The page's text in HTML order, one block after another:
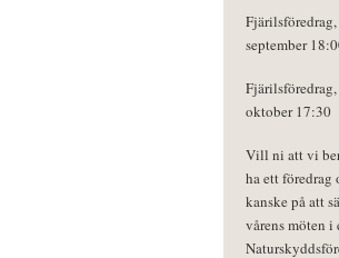
september
oktober 17:30
Vill ni att vi
ha ett
kanske på att
vårens möten i